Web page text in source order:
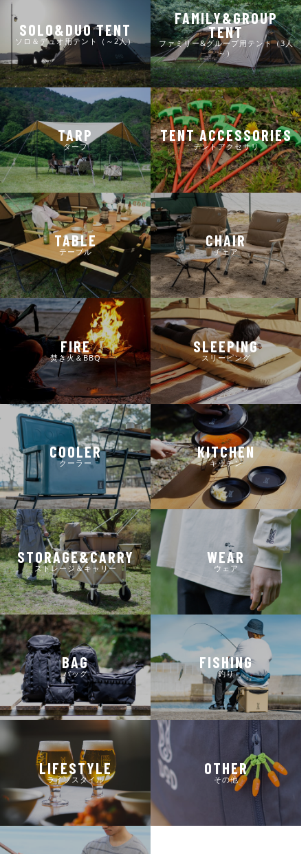
SOLO&DUO TENT
ソロ＆デュオ用テント（～2人）
FAMILY&GROUP
TENT
ファミリー&グループ用テント（3人
～）
TARP
タープ
TENT ACCESSORIES
テントアクセサリ
TABLE
テーブル
CHAIR
チェア
FIRE
焚き火＆BBQ
SLEEPING
スリーピング
COOLER
クーラー
KITCHEN
キッチン
STORAGE&CARRY
ストレージ＆キャリー
WEAR
ウェア
BAG
バッグ
FISHING
釣り
LIFESTYLE
ライフスタイル
OTHER
その他